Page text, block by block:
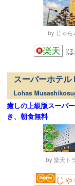
by じゃら
楽天
[
スーパーホテ
Lohas
癒しの上級版スーパ
き、朝食無料
by 楽天ト
じ